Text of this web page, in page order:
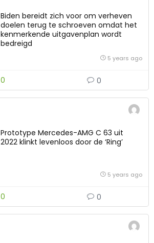
Biden bereidt zich voor om verheven
doelen terug te schroeven omdat het
kenmerkende uitgavenplan wordt
bedreigd
5 years ago
0 0
Prototype Mercedes-AMG C 63 uit
2022 klinkt levenloos door de ‘Ring’
5 years ago
0 0